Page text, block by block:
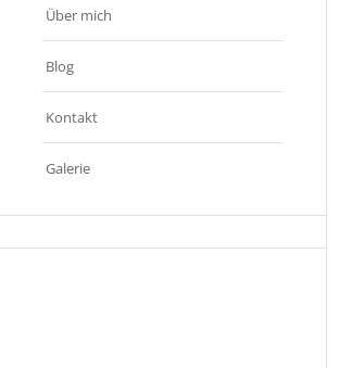
Über mich
Blog
Kontakt
Galerie